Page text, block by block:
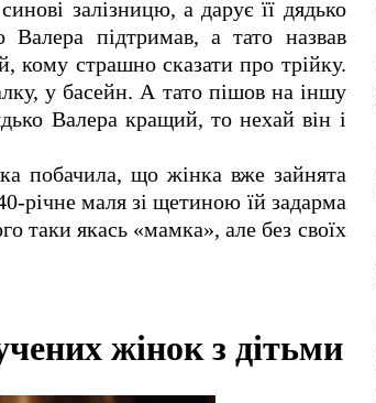
залізницю, а дарує її дядько
підтримав, а тато назвав
кому страшно сказати про трійку.
у басейн. А тато пішов на іншу
Валера кращий, то нехай він і
побачила, що жінка вже зайнята
річне маля зі щетиною їй задарма
таки якась «мамка», але без своїх
жінок з дітьми